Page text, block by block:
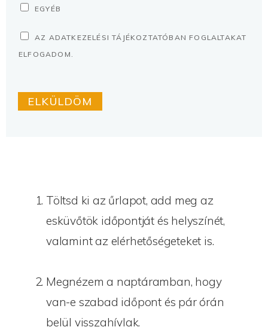
Töltsd ki az űrlapot, add meg az
esküvőtök időpontját és helyszínét,
valamint az elérhetőségeteket is.
Megnézem a naptáramban, hogy
van-e szabad időpont és pár órán
belül visszahívlak.
EGYÉB
A
D
AZ ADATKEZELÉSI TÁJÉKOZTATÓBAN FOGLALTAKAT
ELFOGADOM.
ELKÜLDÖM